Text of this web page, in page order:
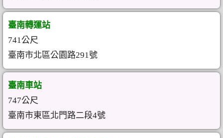
臺南轉運站
741公尺
臺南市北區公園路291號
臺南車站
747公尺
臺南市東區北門路二段4號